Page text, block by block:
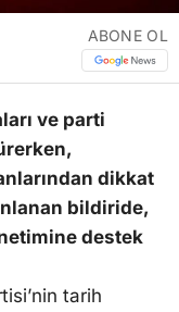
ABONE OL
ve parti
dikkat
bildiride,
destek
tarih